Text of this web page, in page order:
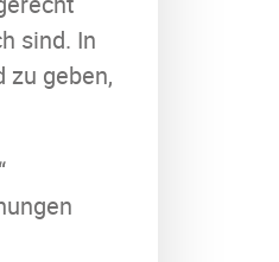
sind. In
zu geben,